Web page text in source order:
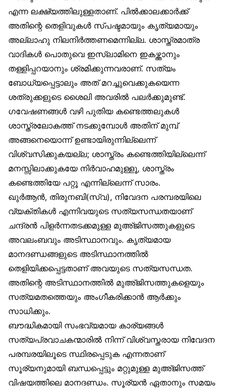
എന്ന ലക്ഷ്യത്തിലുള്ളതാണ്. പിൽക്കാലക്കാർക്ക്
അതിന്റെ തെളിവുകൾ സ്പഷ്ടമായും കൃത്യമായും
അല്ലാഹു നിലനിർത്തണമെന്നില്ല. ശാസ്ത്രമാത്ര
വാദികൾ പൊതുവെ ഇസ്‌ലാമിനെ ഇകഴ്ത്താനും
തള്ളിപ്പറയാനും ശ്രമിക്കുന്നവരാണ്. സത്യം
ബോധ്യപ്പെട്ടാലും അത് മറച്ചുവെക്കുകയെന്ന
ശത്രുക്കളുടെ ശൈലി അവരിൽ പലർക്കുമുണ്ട്.
ഗവേഷണങ്ങൾ വഴി പുതിയ കണ്ടെത്തലുകൾ
ശാസ്ത്രലോകത്ത് നടക്കുമ്പോൾ അതിന് മുമ്പ്
അങ്ങനെയൊന്ന് ഉണ്ടായിരുന്നില്ലെന്ന്
വിശ്വസിക്കുകയല്ല; ശാസ്ത്രം കണ്ടെത്തിയില്ലെന്ന്
മനസ്സിലാക്കുകയേ നിർവാഹമുള്ളൂ, ശാസ്ത്രം
കണ്ടെത്തിയേ പറ്റൂ എന്നില്ലെന്ന് സാരം.
ഖുർആൻ, തിരുനബി(സ്വ), നിവേദന പരമ്പരയിലെ
വ്യക്തികൾ എന്നിവയുടെ സത്യസന്ധതയാണ്
ചന്ദ്രൻ പിളർന്നതടക്കമുള്ള മുഅ്ജിസത്തുകളുടെ
അവലംബവും അടിസ്ഥാനവും. കൃത്യമായ
മാനദണ്ഡങ്ങളുടെ അടിസ്ഥാനത്തിൽ
തെളിയിക്കപ്പെട്ടതാണ് അവയുടെ സത്യസന്ധത.
അതിന്റെ അടിസ്ഥാനത്തിൽ മുഅ്ജിസത്തുകളെയും
സത്യമതത്തെയും അംഗീകരിക്കാൻ ആർക്കും
സാധിക്കും.
ബൗദ്ധികമായി സംഭവ്യമായ കാര്യങ്ങൾ
സത്യപ്രവാചകന്മാരിൽ നിന്ന് വിശ്വസ്തരായ നിവേദന
പരമ്പരയിലൂടെ സ്ഥിരപ്പെടുക എന്നതാണ്
സൂര്യനുമായി ബന്ധപ്പെട്ടും മറ്റുമുള്ള മുഅ്ജിസത്ത്
വിഷയത്തിലെ മാനദണ്ഡം. സൂര്യൻ ഏതാനും സമയം